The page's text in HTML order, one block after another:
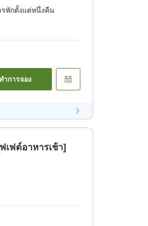
รพักตั้งแต่หนึ่งคืน
ำการจอง
ฟต์อาหารเช้า]